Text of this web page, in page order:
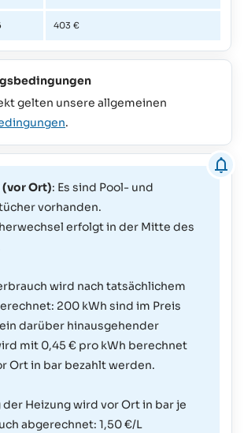
403 €
gelten unsere allgemeinen
.
(vor Ort): Es sind Pool- und
vorhanden.
erfolgt in der Mitte des
wird nach tatsächlichem
200 kWh sind im Preis
darüber hinausgehender
mit 0,45 € pro kWh berechnet
Ort in bar bezahlt werden.
der Heizung wird vor Ort in bar je
abgerechnet: 1,50 €/L